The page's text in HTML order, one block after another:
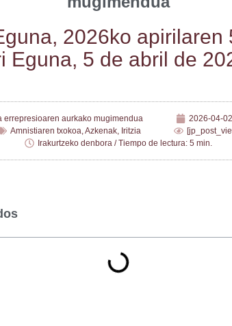
2026ko
Egu­na, 5 de abril de
errepresioaren aurkako mugimendua 2026-04-02
Amnistiaren txokoa,Azkenak, Iritzia
Irakurtzeko denbora / Tiempo de lectura: 5 min.